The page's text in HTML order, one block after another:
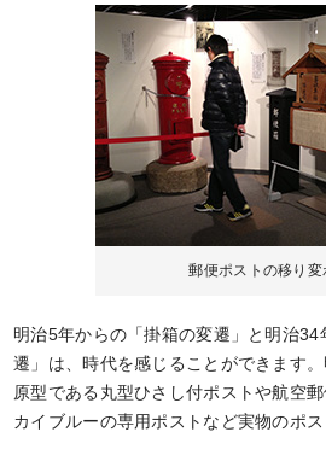
郵便ポストの移り変
明治5年からの「掛箱の変遷」と明治
遷」は、時代を感じることができます
原型である丸型ひさし付ポストや航空
カイブルーの専用ポストなど実物のポス